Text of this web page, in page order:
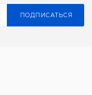
ПОДПИСАТЬСЯ